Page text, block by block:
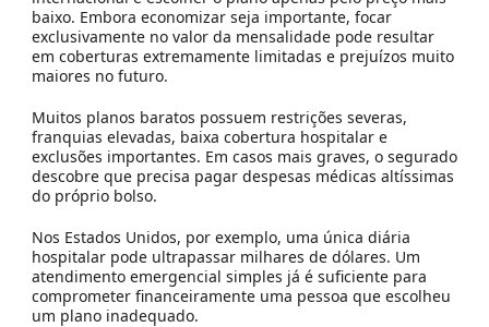
baixo. Embora economizar seja importante, focar
exclusivamente no valor da mensalidade pode resultar
em coberturas extremamente limitadas e prejuízos muito
maiores no futuro.
Muitos planos baratos possuem restrições severas,
franquias elevadas, baixa cobertura hospitalar e
exclusões importantes. Em casos mais graves, o segurado
descobre que precisa pagar despesas médicas altíssimas
do próprio bolso.
Nos Estados Unidos, por exemplo, uma única diária
hospitalar pode ultrapassar milhares de dólares. Um
atendimento emergencial simples já é suficiente para
comprometer financeiramente uma pessoa que escolheu
um plano inadequado.